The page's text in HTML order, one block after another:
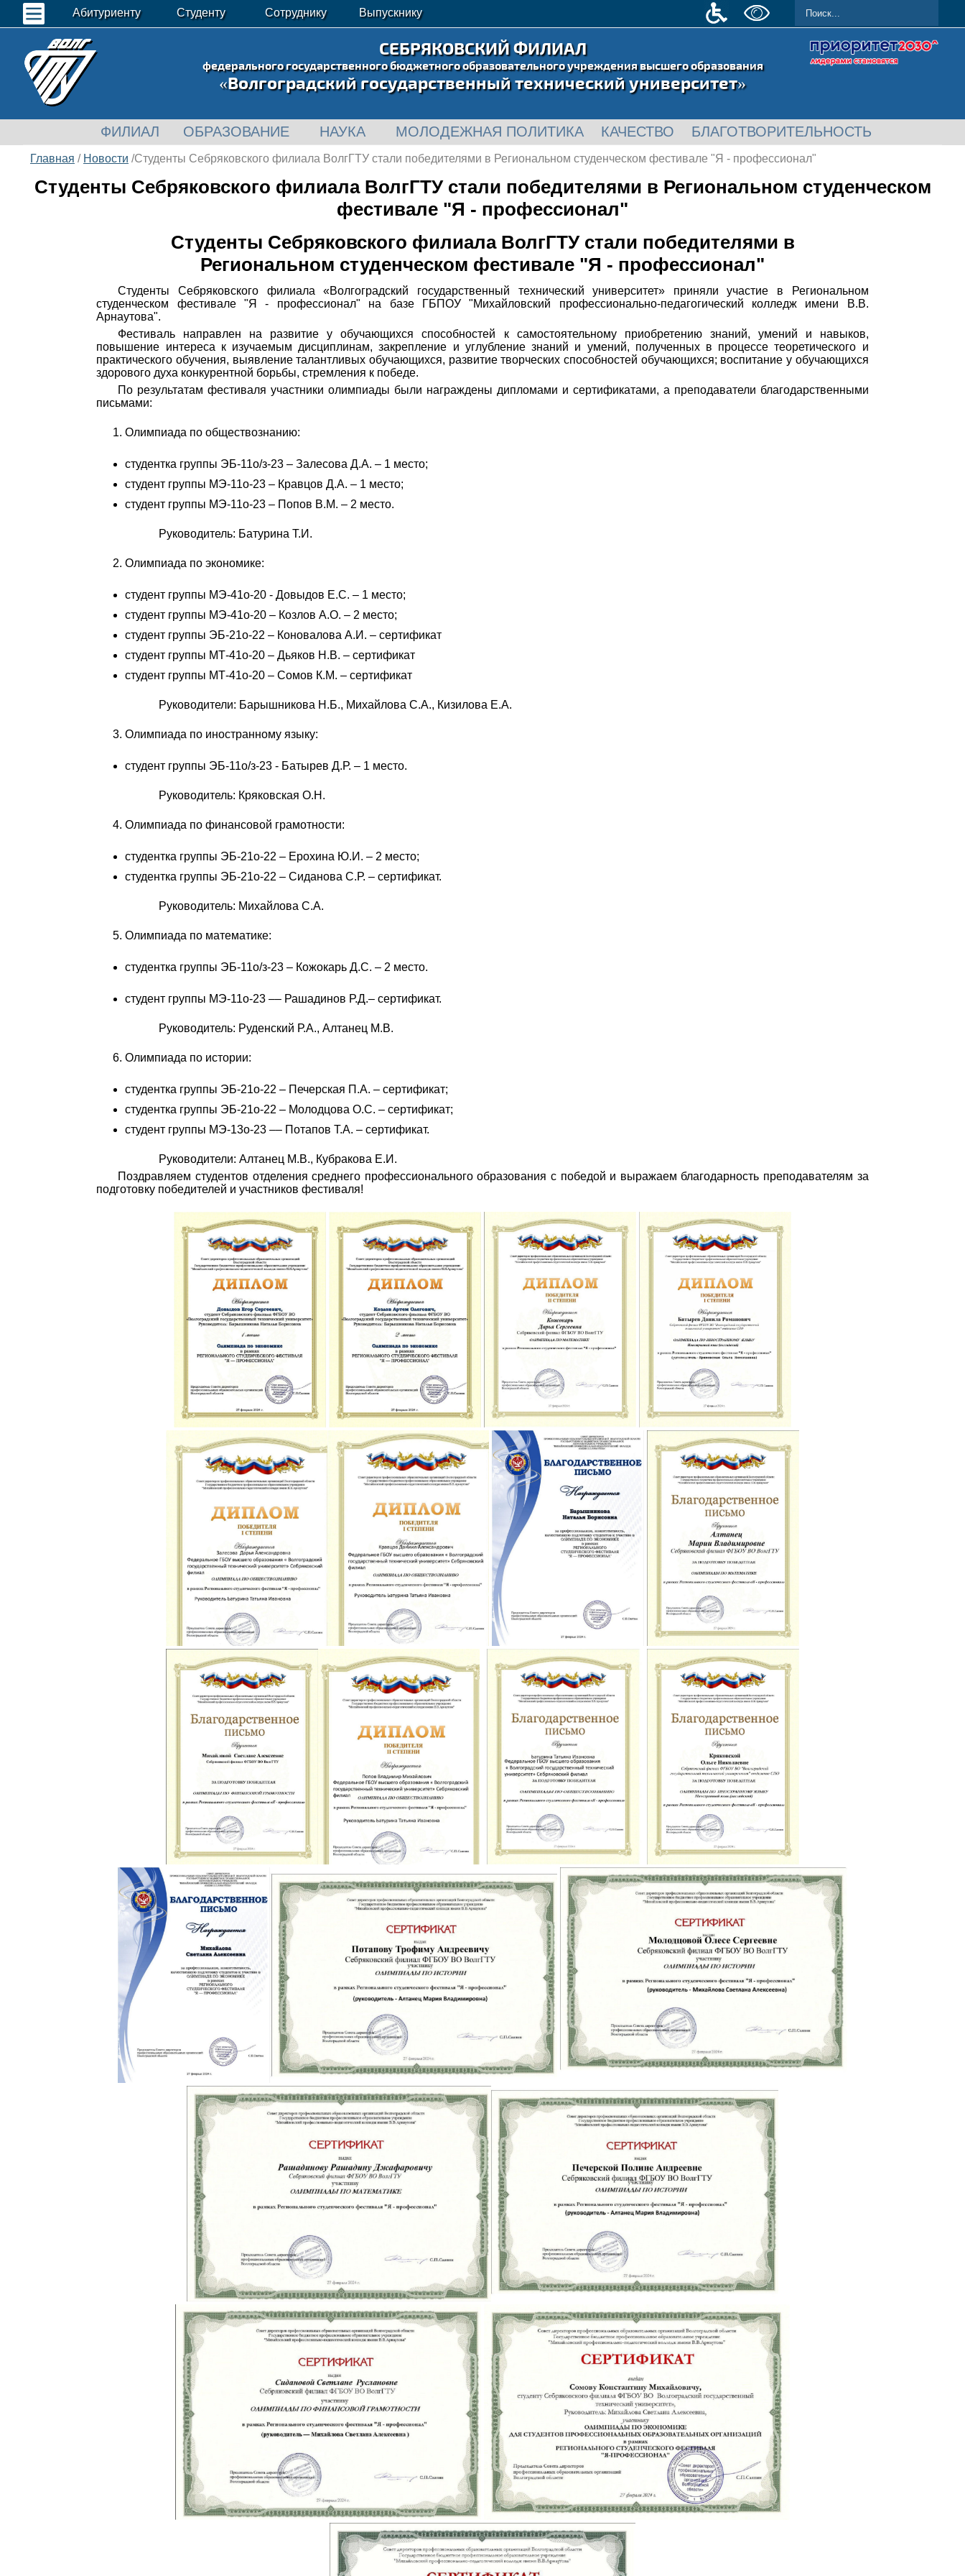
Абитуриенту Студенту Сотруднику Выпускнику
СЕБРЯКОВСКИЙ ФИЛИАЛ
федерального государственного бюджетного образовательного учреждения высшего образования
«Волгоградский государственный технический университет»
ФИЛИАЛ ОБРАЗОВАНИЕ НАУКА МОЛОДЕЖНАЯ ПОЛИТИКА КАЧЕСТВО БЛАГОТВОРИТЕЛЬНОСТЬ
Главная / Новости /Студенты Себряковского филиала ВолгГТУ стали победителями в Региональном студенческом фестивале "Я - профессионал"
Студенты Себряковского филиала ВолгГТУ стали победителями в Региональном студенческом
фестивале "Я - профессионал"
Студенты Себряковского филиала ВолгГТУ стали победителями в
Региональном студенческом фестивале "Я - профессионал"
Студенты Себряковского филиала «Волгоградский государственный технический университет» приняли участие в Региональном
студенческом фестивале "Я - профессионал" на базе ГБПОУ "Михайловский профессионально-педагогический колледж имени В.В.
Арнаутова".
Фестиваль направлен на развитие у обучающихся способностей к самостоятельному приобретению знаний, умений и навыков,
повышение интереса к изучаемым дисциплинам, закрепление и углубление знаний и умений, полученных в процессе теоретического и
практического обучения, выявление талантливых обучающихся, развитие творческих способностей обучающихся; воспитание у обучающихся
здорового духа конкурентной борьбы, стремления к победе.
По результатам фестиваля участники олимпиады были награждены дипломами и сертификатами, а преподаватели благодарственными
письмами:
Олимпиада по обществознанию:
студентка группы ЭБ-11о/з-23 – Залесова Д.А. – 1 место;
студент группы МЭ-11о-23 – Кравцов Д.А. – 1 место;
студент группы МЭ-11о-23 – Попов В.М. – 2 место.
Руководитель: Батурина Т.И.
Олимпиада по экономике:
студент группы МЭ-41о-20 - Довыдов Е.С. – 1 место;
студент группы МЭ-41о-20 – Козлов А.О. – 2 место;
студент группы ЭБ-21о-22 – Коновалова А.И. – сертификат
студент группы МТ-41о-20 – Дьяков Н.В. – сертификат
студент группы МТ-41о-20 – Сомов К.М. – сертификат
Руководители: Барышникова Н.Б., Михайлова С.А., Кизилова Е.А.
Олимпиада по иностранному языку:
студент группы ЭБ-11о/з-23 - Батырев Д.Р. – 1 место.
Руководитель: Кряковская О.Н.
Олимпиада по финансовой грамотности:
студентка группы ЭБ-21о-22 – Ерохина Ю.И. – 2 место;
студентка группы ЭБ-21о-22 – Сиданова С.Р. – сертификат.
Руководитель: Михайлова С.А.
Олимпиада по математике:
студентка группы ЭБ-11о/з-23 – Кожокарь Д.С. – 2 место.
студент группы МЭ-11о-23 –– Рашадинов Р.Д.– сертификат.
Руководитель: Руденский Р.А., Алтанец М.В.
Олимпиада по истории:
студентка группы ЭБ-21о-22 – Печерская П.А. – сертификат;
студентка группы ЭБ-21о-22 – Молодцова О.С. – сертификат;
студент группы МЭ-13о-23 –– Потапов Т.А. – сертификат.
Руководители: Алтанец М.В., Кубракова Е.И.
Поздравляем студентов отделения среднего профессионального образования с победой и выражаем благодарность преподавателям за
подготовку победителей и участников фестиваля!